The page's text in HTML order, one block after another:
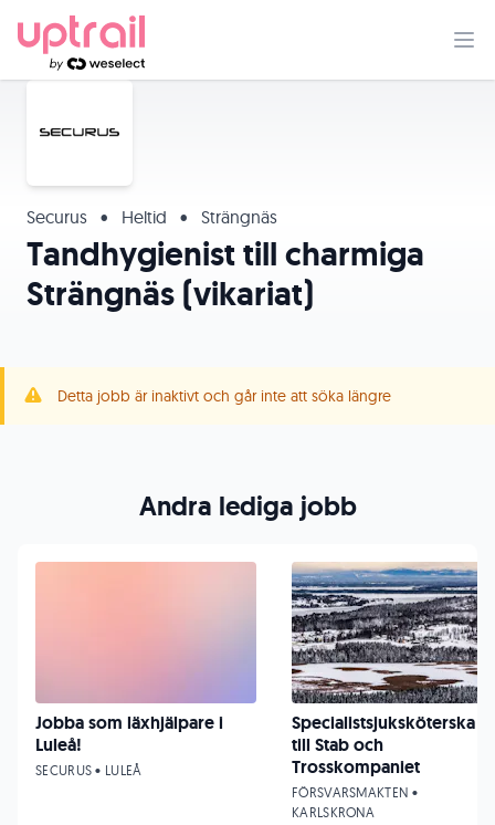
Securus • Heltid • Strängnäs
Tandhygienist till charmiga
Strängnäs (vikariat)
Detta jobb är inaktivt och går inte att söka längre
Andra lediga jobb
Jobba som läxhjälpare i
Luleå!
SECURUS • LULEÅ
Specialistsjuksköterska
till Stab och
Trosskompaniet
FÖRSVARSMAKTEN •
KARLSKRONA